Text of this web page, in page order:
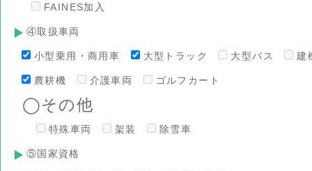
FAINES加入
④取扱車両
小型乗用・商用車 大型トラック 大型バス 建
農耕機 介護車両 ゴルフカート
◯その他
特殊車両 架装 除雪車
⑤国家資格